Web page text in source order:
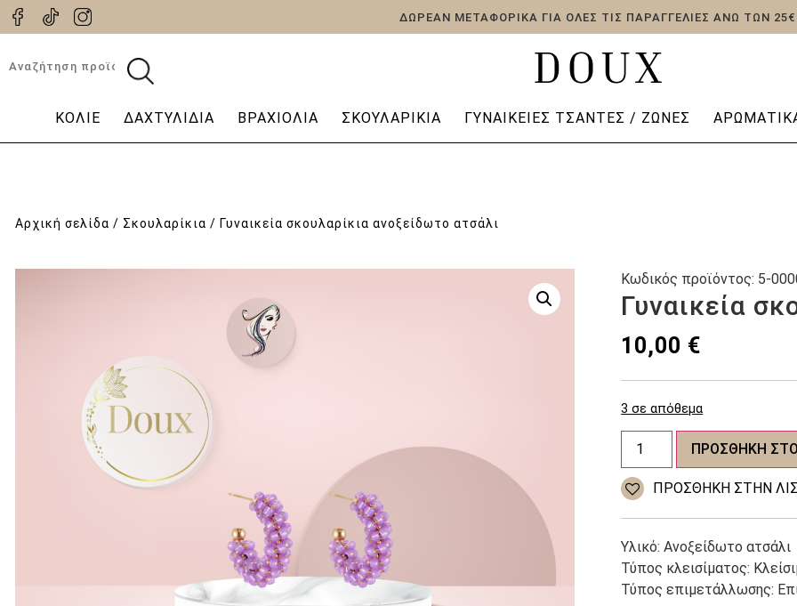
ΔΩΡΕΑΝ ΜΕΤΑΦΟΡΙΚΑ ΓΙΑ ΟΛΕΣ ΤΙΣ ΠΑΡΑΓΓΕΛΙΕΣ ΑΝΩ ΤΩΝ 25€
Αναζήτηση
ΚΟΛΙΈ ΔΑΧΤΥΛΊΔΙΑ ΒΡΑΧΙΌΛΙΑ ΣΚΟΥΛΑΡΊΚΙΑ ΓΥΝΑΙΚΕΊΕΣ ΤΣΆΝΤΕΣ / ΖΏΝΕΣ
Αρχική σελίδα / Σκουλαρίκια / Γυναικεία σκουλαρίκια ανοξείδωτο ατσάλι
Γυναικεία
10,00 €
Υλικό: Ανοξείδωτο ατσάλι
Τύπος κλεισίματος:
Τύπος επιμετάλλωσης:
3 σε απόθεμα
Γυναικεία
σκουλαρίκια
ανοξείδωτο
ατσάλι
ποσότητα
ΠΡΟΣΘΉΚΗ ΣΤΟ
ΠΡΌΣΘΉΚΗ ΣΤΗΝ
Κωδικός προϊόντος: 5-